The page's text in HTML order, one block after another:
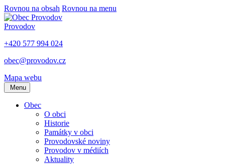
Rovnou na obsah Rovnou na menu
Provodov
+420 577 994 024
obec@provodov.cz
Mapa webu
Menu
Obec
O obci
Historie
Památky v obci
Provodovské noviny
Provodov v médiích
Aktuality